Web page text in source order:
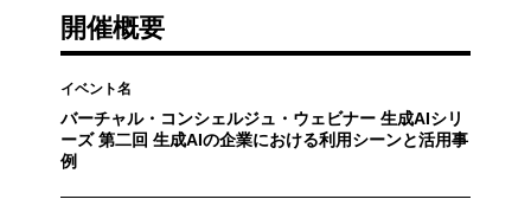
開催概要
イベント名
バーチャル・コンシェルジュ・ウェビナー 生成AIシリ
ーズ 第二回 生成AIの企業における利用シーンと活用事
例